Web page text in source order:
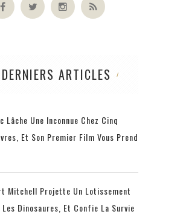
DERNIERS ARTICLES
Lâche Une Inconnue Chez Cinq
Et Son Premier Film Vous Prend
Mitchell Projette Un Lotissement
Dinosaures, Et Confie La Survie